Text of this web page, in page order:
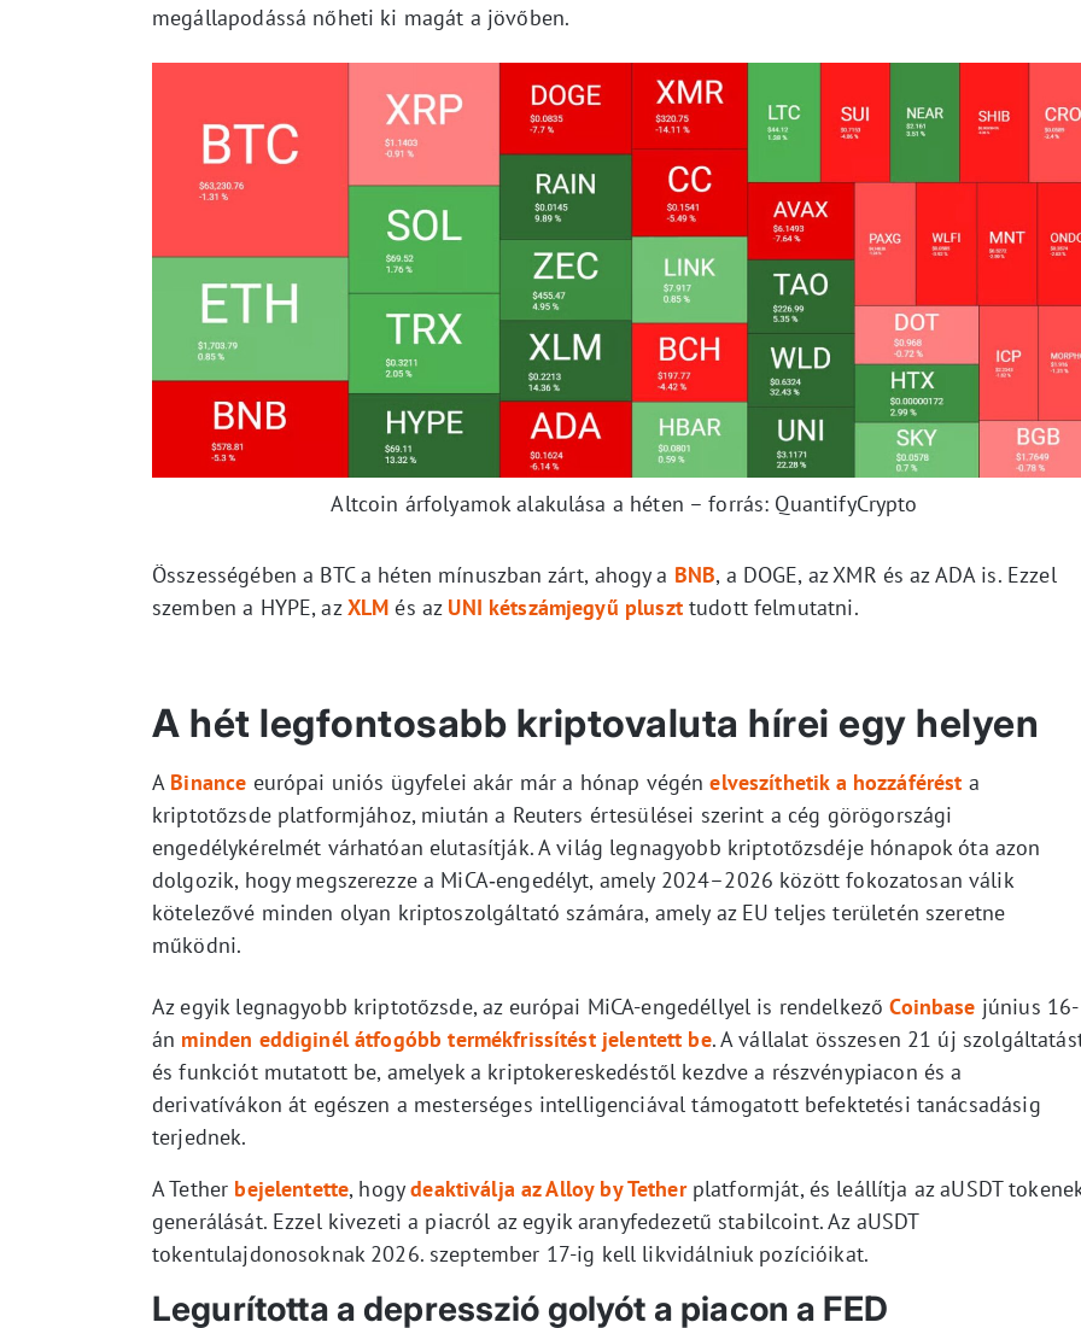
megállapodássá nőheti ki magát a jövőben.
Altcoin árfolyamok alakulása a héten – forrás: QuantifyCrypto
Összességében a BTC a héten mínuszban zárt, ahogy a BNB, a DOGE, az XMR és az ADA is. Ezzel
szemben a HYPE, azXLM és az UNI kétszámjegyű pluszttudott felmutatni.
A hét legfontosabb kriptovaluta hírei egy helyen
A Binance európai uniós ügyfelei akár már a hónap végénelveszíthetik a hozzáférést a
kriptotőzsde platformjához, miután a Reuters értesülései szerint a cég görögországi
engedélykérelmét várhatóan elutasítják. A világ legnagyobb kriptotőzsdéje hónapok óta azon
dolgozik, hogy megszerezze a MiCA‑engedélyt, amely 2024–2026 között fokozatosan válik
kötelezővé minden olyan kriptoszolgáltató számára, amely az EU teljes területén szeretne
működni.
Az egyik legnagyobb kriptotőzsde, az európai MiCA-engedéllyel is rendelkezőCoinbase június 16-
án minden eddiginél átfogóbb termékfrissítést jelentett be. A vállalat összesen 21 új
és funkciót mutatott be, amelyek a kriptokereskedéstől kezdve a részvénypiacon és a
derivatívákon át egészen a mesterséges intelligenciával támogatott befektetési tanácsadásig
terjednek.
A Tether bejelentette, hogydeaktiválja az Alloy by Tetherplatformját, és leállítja az aUSDT
generálását. Ezzel kivezeti a piacról az egyik aranyfedezetű stabilcoint. Az aUSDT
tokentulajdonosoknak 2026. szeptember 17-ig kell likvidálniuk pozícióikat.
Legurította a depresszió golyót a piacon a FED